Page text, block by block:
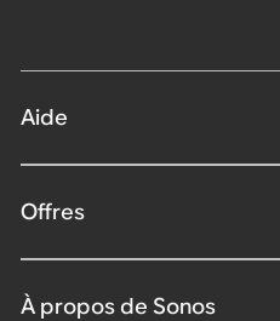
Aide
Offres
À propos de Sonos